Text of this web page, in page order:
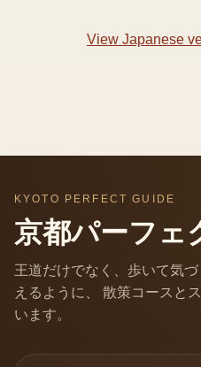
View Japanese
KYOTO PERFECT GUIDE
京都パーフェ
王道だけでなく、歩いて気
えるように、 散策コースと
います。